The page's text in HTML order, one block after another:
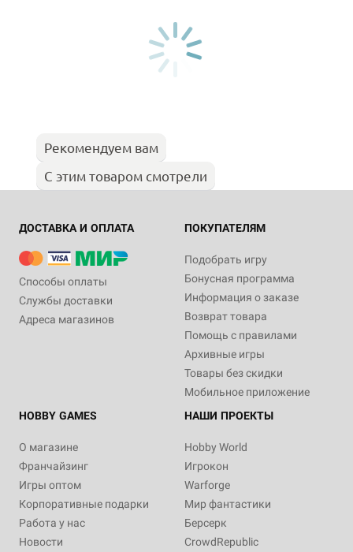
Рекомендуем вам
С этим товаром смотрели
ДОСТАВКА И ОПЛАТА
Способы оплаты
Службы доставки
Адреса магазинов
ПОКУПАТЕЛЯМ
Подобрать игру
Бонусная программа
Информация о заказе
Возврат товара
Помощь с правилами
Архивные игры
Товары без скидки
Мобильное приложение
HOBBY GAMES
О магазине
Франчайзинг
Игры оптом
Корпоративные подарки
Работа у нас
Новости
НАШИ ПРОЕКТЫ
Hobby World
Игрокон
Warforge
Мир фантастики
Берсерк
CrowdRepublic